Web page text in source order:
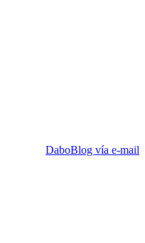
DaboBlog vía e-mail